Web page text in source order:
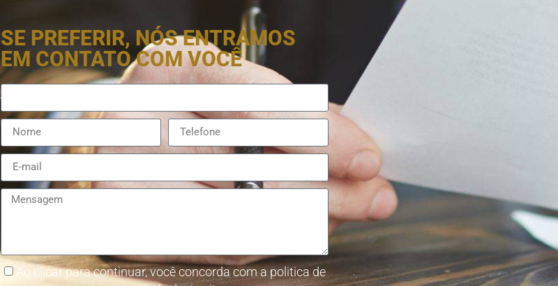
SE PREFERIR, NÓS ENTRAMOS
EM CONTATO COM VOCÊ
Ao clicar para continuar, você concorda com a politica de